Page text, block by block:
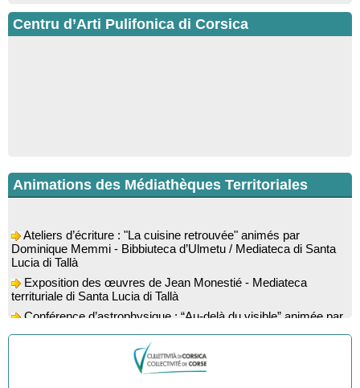
Centru d’Arti Pulifonica di Corsica
Animations des Médiathèques Territoriales
Dominique Memmi - Bibbiuteca d’Ulmetu / Mediateca di Santa
Lucia di Tallà
territuriale di Santa Lucia di Tallà
l’astrophysicien Paul Guerrini - Médiathèque - Pitretu è
Bicchisgià
Exposition des œuvres de Dominique Malberti Morin :
"Racines, peintures acryliques et aquarelles" - Mediateca